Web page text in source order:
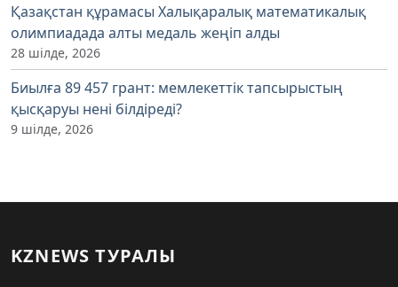
Қазақстан құрамасы Халықаралық математикалық
олимпиадада алты медаль жеңіп алды
28 шілде, 2026
Биылға 89 457 грант: мемлекеттік тапсырыстың
қысқаруы нені білдіреді?
9 шілде, 2026
KZNEWS ТУРАЛЫ